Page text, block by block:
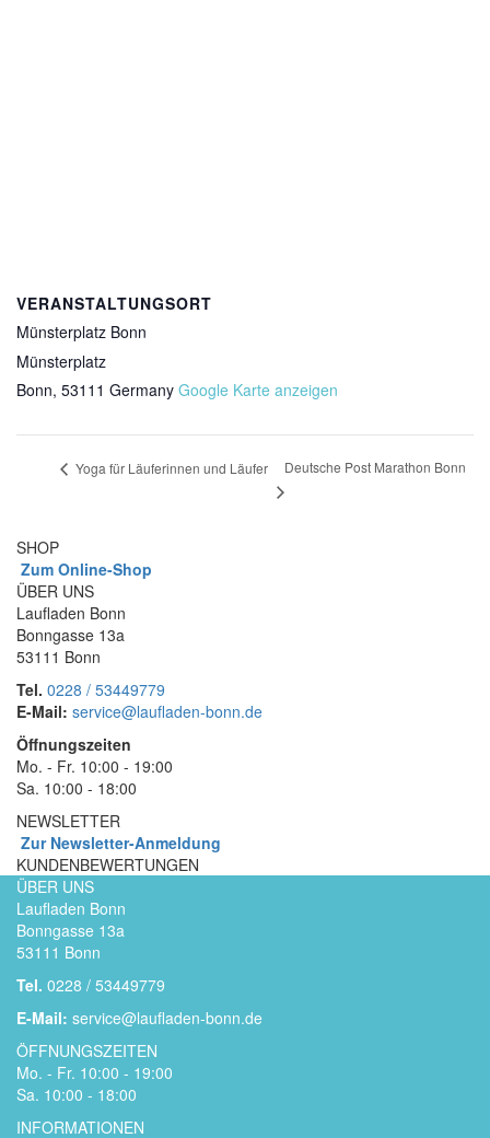
VERANSTALTUNGSORT
Münsterplatz Bonn
Münsterplatz
Bonn, 53111 Germany Google Karte anzeigen
Yoga für Läuferinnen und Läufer Deutsche Post Marathon Bonn
SHOP
Zum Online-Shop
ÜBER UNS
Laufladen Bonn
Bonngasse 13a
53111 Bonn
Tel. 0228 / 53449779
E-Mail: service@laufladen-bonn.de
Öffnungszeiten
Mo. - Fr. 10:00 - 19:00
Sa. 10:00 - 18:00
NEWSLETTER
Zur Newsletter-Anmeldung
KUNDENBEWERTUNGEN
ÜBER UNS
Laufladen Bonn
Bonngasse 13a
53111 Bonn
Tel. 0228 / 53449779
E-Mail: service@laufladen-bonn.de
ÖFFNUNGSZEITEN
Mo. - Fr. 10:00 - 19:00
Sa. 10:00 - 18:00
INFORMATIONEN